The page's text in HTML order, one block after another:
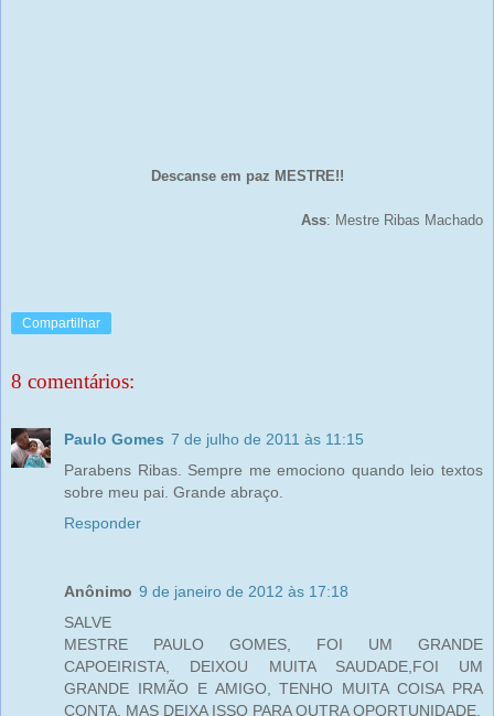
Descanse em paz MESTRE!!
Ass: Mestre Ribas Machado
Compartilhar
8 comentários:
Paulo Gomes 7 de julho de 2011 às 11:15
Parabens Ribas. Sempre me emociono quando leio textos
sobre meu pai. Grande abraço.
Responder
Anônimo 9 de janeiro de 2012 às 17:18
SALVE
MESTRE PAULO GOMES, FOI UM GRANDE
CAPOEIRISTA, DEIXOU MUITA SAUDADE,FOI UM
GRANDE IRMÃO E AMIGO, TENHO MUITA COISA PRA
CONTA. MAS DEIXA ISSO PARA OUTRA OPORTUNIDADE.